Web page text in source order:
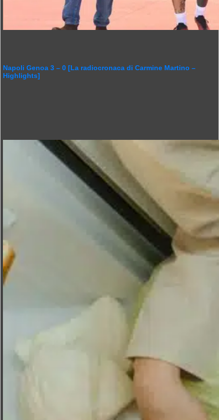
Napoli Genoa 3 – 0 [La radiocronaca di Carmine Martino –
Highlights]